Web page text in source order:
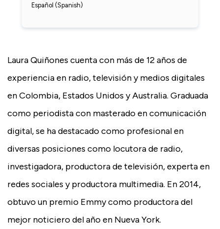
Español (Spanish)
Laura Quiñones cuenta con más de 12 años de
experiencia en radio, televisión y medios digitales
en Colombia, Estados Unidos y Australia. Graduada
como periodista con masterado en comunicación
digital, se ha destacado como profesional en
diversas posiciones como locutora de radio,
investigadora, productora de televisión, experta en
redes sociales y productora multimedia. En 2014,
obtuvo un premio Emmy como productora del
mejor noticiero del año en Nueva York.